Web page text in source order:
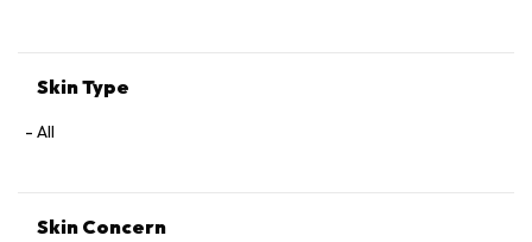
Skin Type
All
Skin Concern